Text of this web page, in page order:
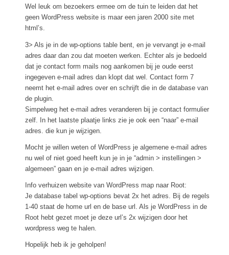
Wel leuk om bezoekers ermee om de tuin te leiden dat het
geen WordPress website is maar een jaren 2000 site met
html’s.
3> Als je in de wp-options table bent, en je vervangt je e-mail
adres daar dan zou dat moeten werken. Echter als je bedoeld
dat je contact form mails nog aankomen bij je oude eerst
ingegeven e-mail adres dan klopt dat wel. Contact form 7
neemt het e-mail adres over en schrijft die in de database van
de plugin.
Simpelweg het e-mail adres veranderen bij je contact formulier
zelf. In het laatste plaatje links zie je ook een “naar” e-mail
adres. die kun je wijzigen.
Mocht je willen weten of WordPress je algemene e-mail adres
nu wel of niet goed heeft kun je in je “admin > instellingen >
algemeen” gaan en je e-mail adres wijzigen.
Info verhuizen website van WordPress map naar Root:
Je database tabel wp-options bevat 2x het adres. Bij de regels
1-40 staat de home url en de base url. Als je WordPress in de
Root hebt gezet moet je deze url’s 2x wijzigen door het
wordpress weg te halen.
Hopelijk heb ik je geholpen!